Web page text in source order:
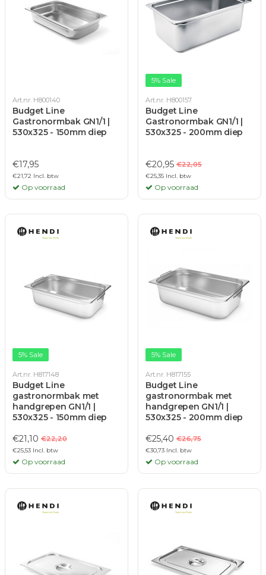
Art.nr. H800140
Budget Line
Gastronormbak GN1/1 |
530x325 - 150mm diep
€17,95
€21,72 Incl. btw
Op voorraad
5% Sale
Art.nr. H800157
Budget Line
Gastronormbak GN1/1 |
530x325 - 200mm diep
€20,95 €22,05
€25,35 Incl. btw
Op voorraad
5% Sale
Art.nr. H817148
Budget Line
gastronormbak met
handgrepen GN1/1 |
530x325 - 150mm diep
€21,10 €22,20
€25,53 Incl. btw
Op voorraad
5% Sale
Art.nr. H817155
Budget Line
gastronormbak met
handgrepen GN1/1 |
530x325 - 200mm diep
€25,40 €26,75
€30,73 Incl. btw
Op voorraad